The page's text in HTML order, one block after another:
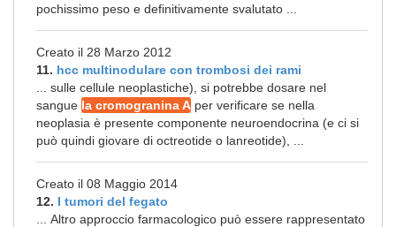
pochissimo peso e definitivamente svalutato ...
Creato il 28 Marzo 2012
11. hcc multinodulare con trombosi dei rami
... sulle cellule neoplastiche), si potrebbe dosare nel
sangue la cromogranina A per verificare se nella
neoplasia è presente componente neuroendocrina (e ci si
può quindi giovare di octreotide o lanreotide), ...
Creato il 08 Maggio 2014
12. I tumori del fegato
... Altro approccio farmacologico può essere rappresentato